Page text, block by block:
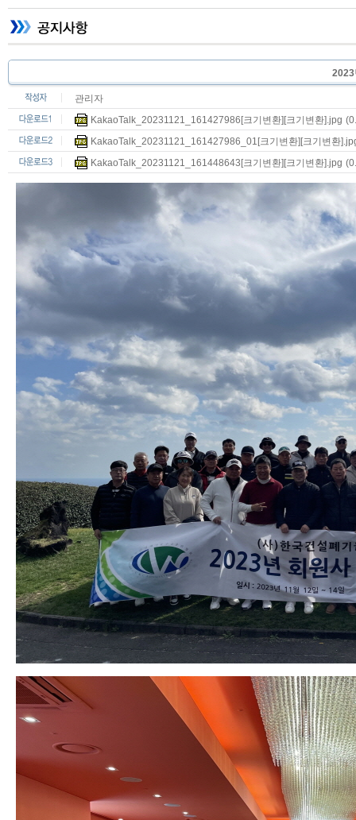
2023
관리자
KakaoTalk_20231121_161427986[크기변환][크기변환].jpg
KakaoTalk_20231121_161427986_01[크기변환][크기변환
KakaoTalk_20231121_161448643[크기변환][크기변환].jpg